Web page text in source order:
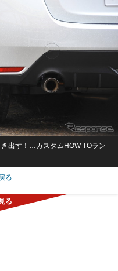
出す！…カスタムHOW TOラン
る